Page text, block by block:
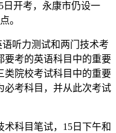
日开考，永康市仍设一
。
听力测试和两门技术考
要考的英语科目中的重要
类院校考试科目中的重要
必考科目，并从此次考试
科目笔试，15日下午和